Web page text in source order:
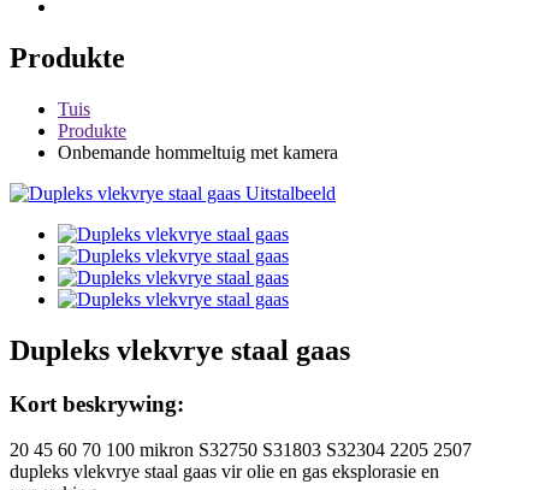
Produkte
Tuis
Produkte
Onbemande hommeltuig met kamera
Dupleks vlekvrye staal gaas
Kort beskrywing:
20 45 60 70 100 mikron S32750 S31803 S32304 2205 2507
dupleks vlekvrye staal gaas vir olie en gas eksplorasie en